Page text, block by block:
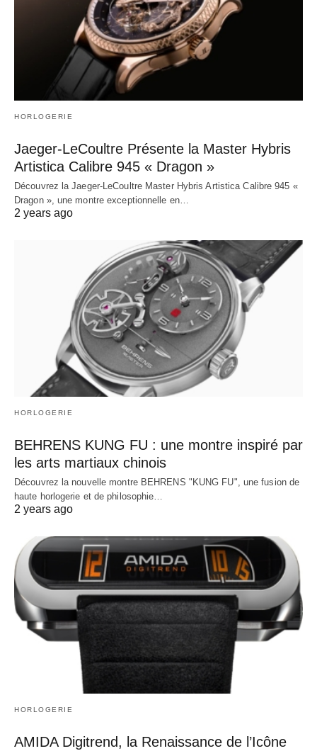
HORLOGERIE
Jaeger-LeCoultre Présente la Master Hybris
Artistica Calibre 945 « Dragon »
Découvrez la Jaeger-LeCoultre Master Hybris Artistica Calibre 945 «
Dragon », une montre exceptionnelle en…
2 years ago
HORLOGERIE
BEHRENS KUNG FU : une montre inspiré par
les arts martiaux chinois
Découvrez la nouvelle montre BEHRENS "KUNG FU", une fusion de
haute horlogerie et de philosophie…
2 years ago
HORLOGERIE
AMIDA Digitrend, la Renaissance de l’Icône